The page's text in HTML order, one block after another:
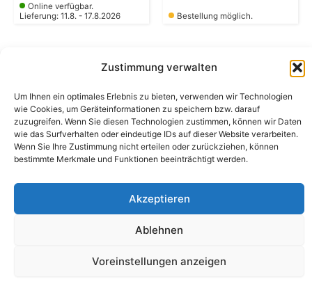
Zustimmung verwalten
Um Ihnen ein optimales Erlebnis zu bieten, verwenden wir Technologien
wie Cookies, um Geräteinformationen zu speichern bzw. darauf
zuzugreifen. Wenn Sie diesen Technologien zustimmen, können wir Daten
wie das Surfverhalten oder eindeutige IDs auf dieser Website verarbeiten.
Wenn Sie Ihre Zustimmung nicht erteilen oder zurückziehen, können
bestimmte Merkmale und Funktionen beeinträchtigt werden.
Akzeptieren
Ablehnen
Voreinstellungen anzeigen
Online verfügbar.
Lieferung: 11.8. - 17.8.2026
Bestellung möglich.
Camping Bergler GmbH
Peter-Leardi-Weg 4, 8054 Graz
Steiermark / Österreich​
+43 316 225711
info@campingbergler.at​
Schlichtungsstelle
Datenschutzerklärung
Cookie-Richtlinie (EU)